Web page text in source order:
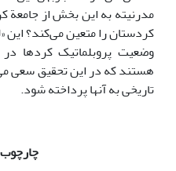
مدرنیته به این بخش از جامعة
کردستان را متعین می‌کند؟ این
وضعیت پروبلماتیک کردها در
هستند که در این تحقیق سعی
تاریخی به آن­ها پرداخته شود.